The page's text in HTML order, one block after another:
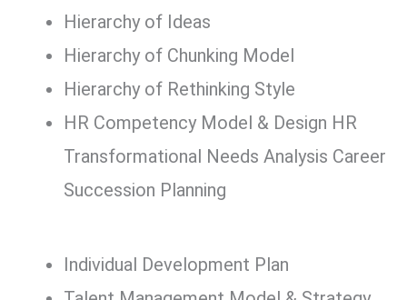
Hierarchy of Ideas
Hierarchy of Chunking Model
Hierarchy of Rethinking Style
HR Competency Model & Design HR
Transformational Needs Analysis Career
Succession Planning
Individual Development Plan